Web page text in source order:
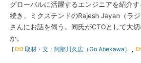
グローバルに活躍するエンジニアを紹介
続き、ミクステンドのRajesh Jayan（ラジ
さんにお話を伺う。同氏がCTOとして大
か。
[ 取材・文：阿部川久広（Go Abekawa） ,